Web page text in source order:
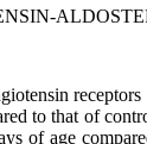
to that of
of age